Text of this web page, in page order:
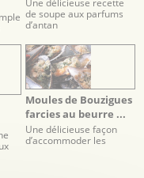
Une délicieuse recette
de soupe aux parfums
d’antan
Moules de Bouzigues
farcies au beurre ...
Une délicieuse façon
d’accommoder les